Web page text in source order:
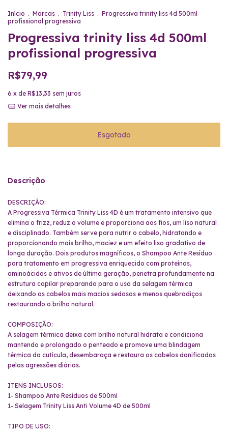
Início . Marcas . Trinity Liss . Progressiva trinity liss 4d 500ml
profissional progressiva
Progressiva trinity liss 4d 500ml
profissional progressiva
R$79,99
6 x de R$13,33 sem juros
Ver mais detalhes
Descrição
DESCRIÇÂO:
A Progressiva Térmica Trinity Liss 4D é um tratamento intensivo que
elimina o frizz, reduz o volume e proporciona aos fios, um liso natural
e disciplinado. Também serve para nutrir o cabelo, hidratando e
proporcionando mais brilho, maciez e um efeito liso gradativo de
longa duração. Dois produtos magníficos, o Shampoo Ante Resíduo
para tratamento em progressiva enriquecido com proteínas,
aminoácidos e ativos de última geração, penetra profundamente na
estrutura capilar preparando para o uso da selagem térmica
deixando os cabelos mais macios sedosos e menos quebradiços
restaurando o brilho natural.
COMPOSIÇÃO:
A selagem térmica deixa com brilho natural hidrata e condiciona
mantendo e prolongado o penteado e promove uma blindagem
térmica da cutícula, desembaraça e restaura os cabelos danificados
pelas agressões diárias.
ITENS INCLUSOS:
1- Shampoo Ante Resíduos de 500ml
1- Selagem Trinity Liss Anti Volume 4D de 500ml
TIPO DE USO: